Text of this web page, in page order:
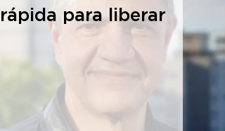
rápida para liberar